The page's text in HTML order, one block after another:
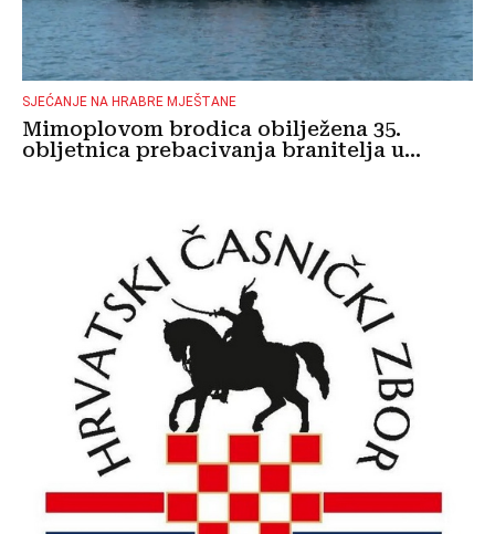
SJEĆANJE NA HRABRE MJEŠTANE
Mimoplovom brodica obilježena 35.
obljetnica prebacivanja branitelja u...